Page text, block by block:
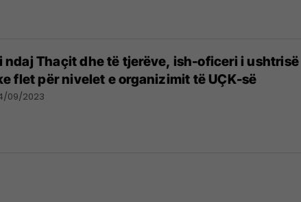
ndaj Thaçit dhe të tjerëve, ish-oficeri i ushtrisë
flet për nivelet e organizimit të UÇK-së
09/2023